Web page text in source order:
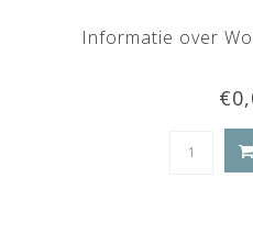
Informatie over